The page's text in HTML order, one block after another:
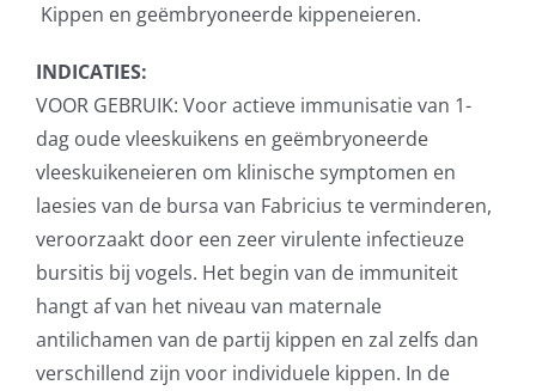
Kippen en geëmbryoneerde kippeneieren.
INDICATIES:
VOOR GEBRUIK: Voor actieve immunisatie van 1-
dag oude vleeskuikens en geëmbryoneerde
vleeskuikeneieren om klinische symptomen en
laesies van de bursa van Fabricius te verminderen,
veroorzaakt door een zeer virulente infectieuze
bursitis bij vogels. Het begin van de immuniteit
hangt af van het niveau van maternale
antilichamen van de partij kippen en zal zelfs dan
verschillend zijn voor individuele kippen. In de